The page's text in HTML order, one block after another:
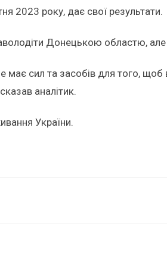
2023 року, дає свої результати.
Донецькою областю,
має сил та засобів для того,
аналітик.
України.